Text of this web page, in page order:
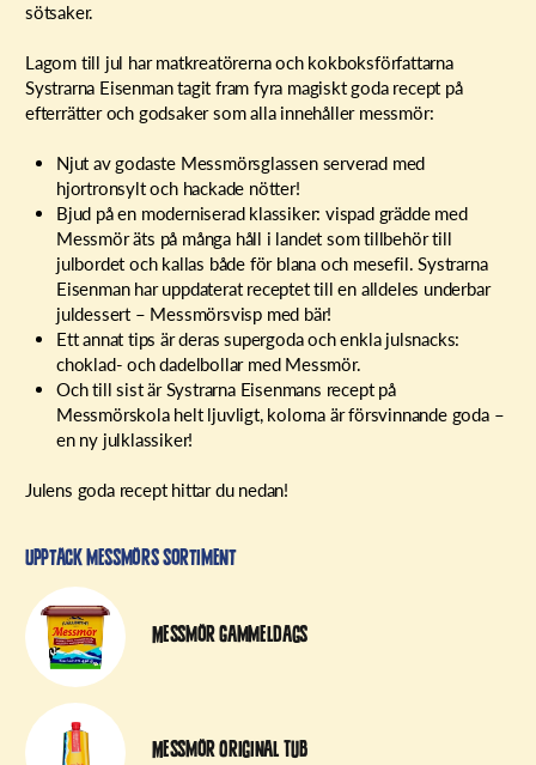
sötsaker.
Lagom till jul har matkreatörerna och kokboksförfattarna
Systrarna Eisenman tagit fram fyra magiskt goda recept på
efterrätter och godsaker som alla innehåller messmör:
Njut av godaste Messmörsglassen serverad med
hjortronsylt och hackade nötter!
Bjud på en moderniserad klassiker: vispad grädde med
Messmör äts på många håll i landet som tillbehör till
julbordet och kallas både för blana och mesefil. Systrarna
Eisenman har uppdaterat receptet till en alldeles underbar
juldessert – Messmörsvisp med bär!
Ett annat tips är deras supergoda och enkla julsnacks:
choklad- och dadelbollar med Messmör.
Och till sist är Systrarna Eisenmans recept på
Messmörskola helt ljuvligt, kolorna är försvinnande goda –
en ny julklassiker!
Julens goda recept hittar du nedan!
Upptäck messmörs sortiment
Messmör Gammeldags
Messmör Original Tub